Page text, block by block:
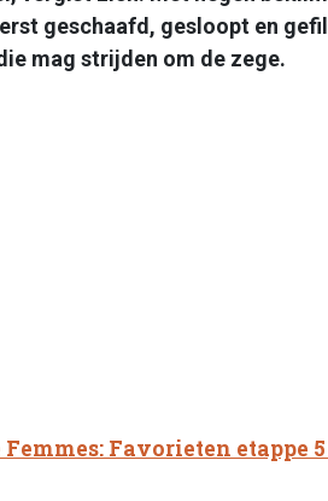
geschaafd, gesloopt en
mag strijden om de zege.
Femmes: Favorieten etappe